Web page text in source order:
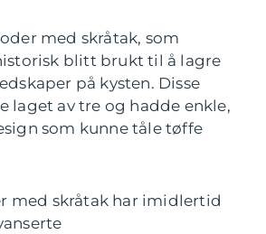
med skråtak, som
blitt brukt til å lagre
på kysten. Disse
laget av tre og hadde enkle,
som kunne tåle tøffe
med skråtak har imidlertid